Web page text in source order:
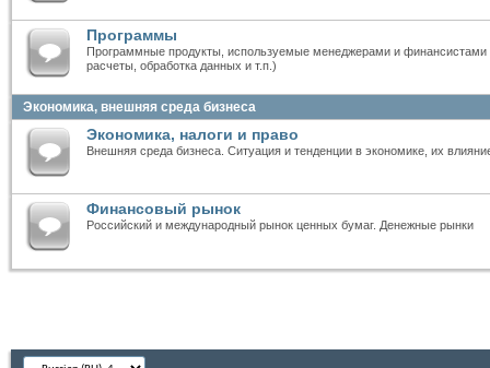
Программы
Программные продукты, используемые менеджерами и финансистами
расчеты, обработка данных и т.п.)
Экономика, внешняя среда бизнеса
Экономика, налоги и право
Внешняя среда бизнеса. Ситуация и тенденции в экономике, их
Финансовый рынок
Российский и международный рынок ценных бумаг. Денежные рынки